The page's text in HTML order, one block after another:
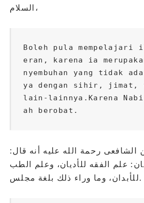
السلام،
Boleh pula mempelajari
eran, karena ia
nyembuhan yang tidak ada
ya dengan sihir, jimat,
lain-lainnya.Karena
ah berobat.
رحمة الله عليه أنه قال:
علم الفقه للأديان، وعلم الطب
للأبدان، وما وراء ذلك بلغة مجلس.